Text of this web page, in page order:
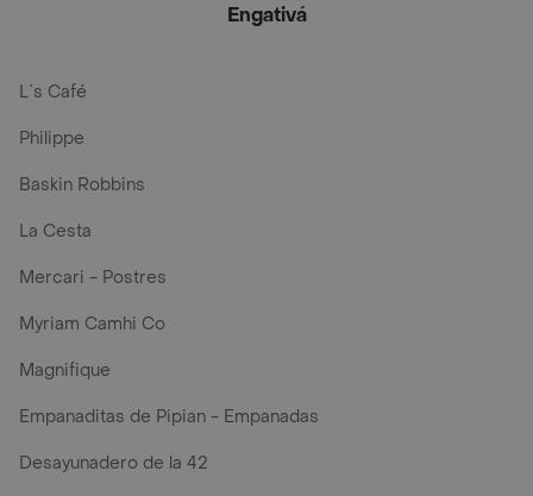
Engativá
L´s Café
Philippe
Baskin Robbins
La Cesta
Mercari - Postres
Myriam Camhi Co
Magnifique
Empanaditas de Pipian - Empanadas
Desayunadero de la 42